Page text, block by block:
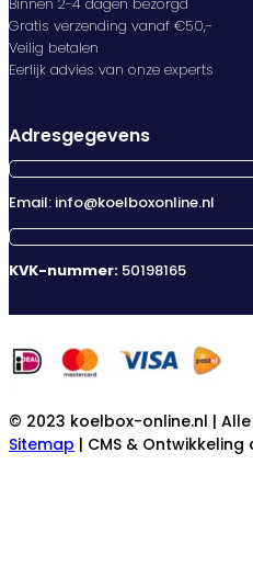
Gratis verzending vanaf €50,-
Veilig betalen
Eerlijk advies van onze experts
Adresgegevens
Email: info@koelboxonline.nl
KVK-nummer: 50198165
© 2023 koelbox-online.nl |
Sitemap | CMS & Ontwikkeling